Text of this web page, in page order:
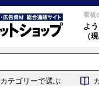
看板
よう
（
カテゴリーで選ぶ